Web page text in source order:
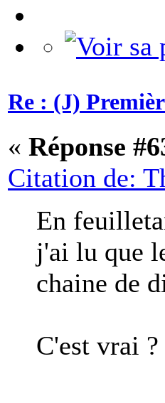
Re : (J)
« Réponse
Citation de:
En
j'ai lu que
chaine de
C'est vrai ?